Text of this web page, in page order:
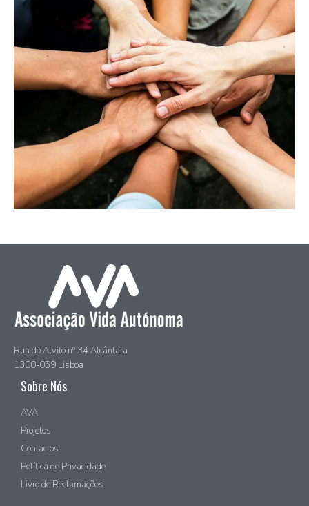
Rua do Alvito nº 34 Alcântara
1300-059 Lisboa
Sobre Nós
AVA
Projetos
Contactos
Política de Privacidade
Livro de Reclamações